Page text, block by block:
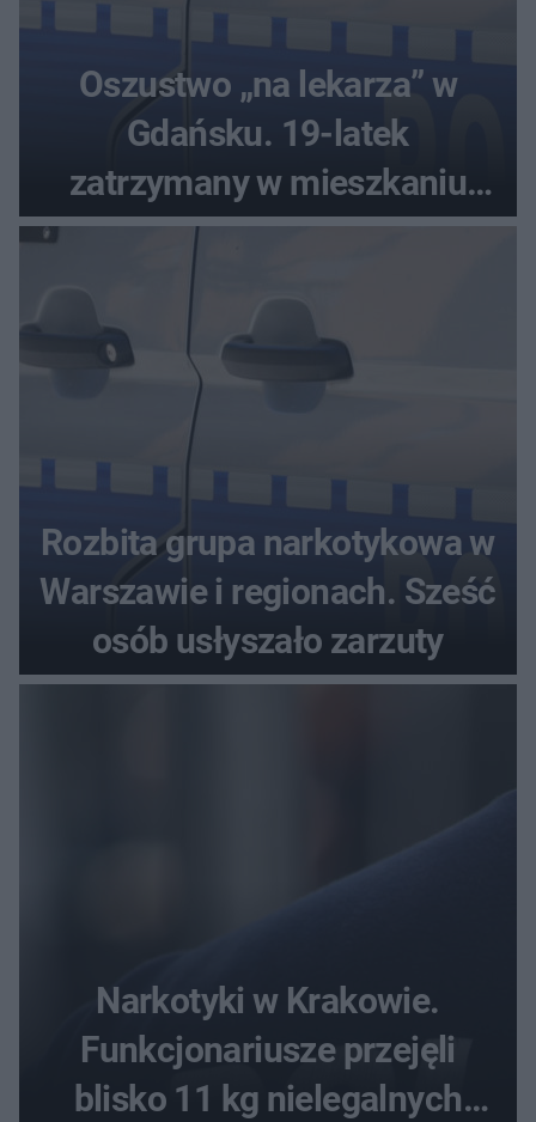
Oszustwo „na lekarza” w
Gdańsku. 19-latek
zatrzymany w mieszkaniu
seniora
Rozbita grupa narkotykowa w
Warszawie i regionach. Sześć
osób usłyszało zarzuty
Narkotyki w Krakowie.
Funkcjonariusze przejęli
blisko 11 kg nielegalnych